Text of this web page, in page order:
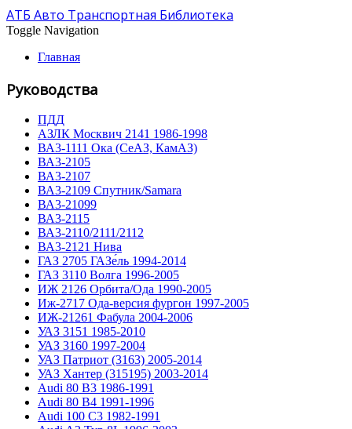
АТБ Авто Транспортная Библиотека
Toggle Navigation
Главная
Руководства
ПДД
АЗЛК Москвич 2141 1986-1998
ВА3-1111 Ока (СеАЗ, КамАЗ)
ВА3-2105
ВА3-2107
ВА3-2109 Спутник/Samara
ВА3-21099
ВА3-2115
ВА3-2110/2111/2112
ВА3-2121 Нива
ГАЗ 2705 ГАЗе́ль 1994-2014
ГАЗ 3110 Волга 1996-2005
ИЖ 2126 Орбита/Ода 1990-2005
Иж-2717 Ода-версия фургон 1997-2005
ИЖ-21261 Фабула 2004-2006
УАЗ 3151 1985-2010
УАЗ 3160 1997-2004
УАЗ Патриот (3163) 2005-2014
УАЗ Хантер (315195) 2003-2014
Audi 80 B3 1986-1991
Audi 80 B4 1991-1996
Audi 100 C3 1982-1991